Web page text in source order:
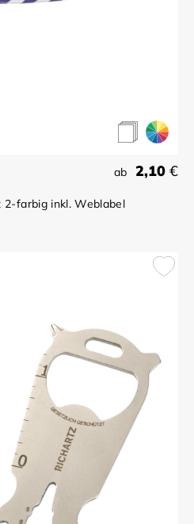
ab 2,10 €
farbig inkl. Weblabel